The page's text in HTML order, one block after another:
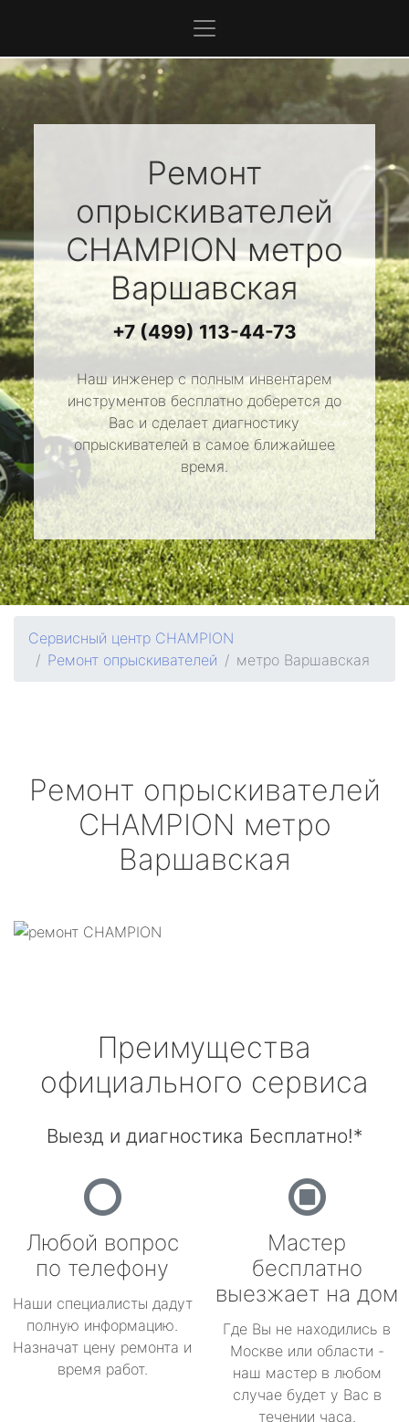
Ремонт
опрыскивателей
CHAMPIONметро
Варшавская
+7 (499) 113-44-73
Наш инженер с полным инвентарем
инструментов бесплатно доберется до
Вас и сделает диагностику
опрыскивателей в самое ближайшее
время.
Сервисный центр CHAMPION
Ремонт опрыскивателей
метро Варшавская
Ремонт опрыскивателей
CHAMPION метро
Варшавская
Преимущества
официального сервиса
Выезд и диагностика Бесплатно!*
Любой вопрос
по телефону
Наши специалисты дадут
полную информацию.
Назначат цену ремонта и
время работ.
Мастер
бесплатно
выезжает на дом
Где Вы не находились в
Москве или области -
наш мастер в любом
случае будет у Вас в
течении часа.